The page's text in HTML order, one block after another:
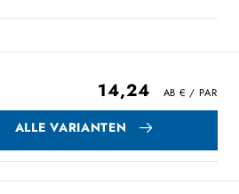
14,24
ALLE VARIANTEN